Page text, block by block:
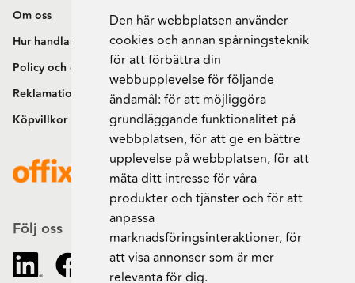
Den här webbplatsen använder
cookies och annan spårningsteknik
för att förbättra din
webbupplevelse för följande
ändamål: för att möjliggöra
grundläggande funktionalitet på
webbplatsen,för att ge en bättre
upplevelse på webbplatsen,för att
mäta ditt intresse för våra
produkter och tjänster och för att
anpassa
marknadsföringsinteraktioner,för
att visa annonser som är mer
relevanta för dig.
Om oss
Hur handlar jag?
Policy och cookies
Reklamation och retur
Köpvillkor
Följ oss